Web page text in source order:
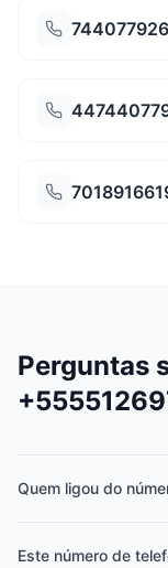
Perguntas
Quem ligou do
Este número de